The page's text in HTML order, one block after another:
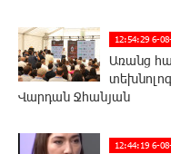
12:54:29 6-
Առանց
Վարդան Ջհանյան
12:44:19 6-